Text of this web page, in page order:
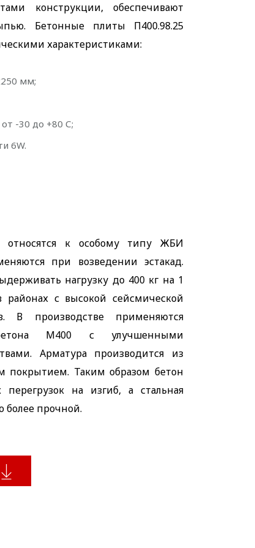
конструкции, обеспечивают
Бетонные плиты П400.98.25
характеристиками:
мм;
-30 до +80 С;
6W.
относятся к особому типу ЖБИ
при возведении эстакад.
нагрузку до 400 кг на 1
районах с высокой сейсмической
В производстве применяются
М400 с улучшенными
Арматура производится из
Таким образом бетон
на изгиб, а стальная
более прочной.